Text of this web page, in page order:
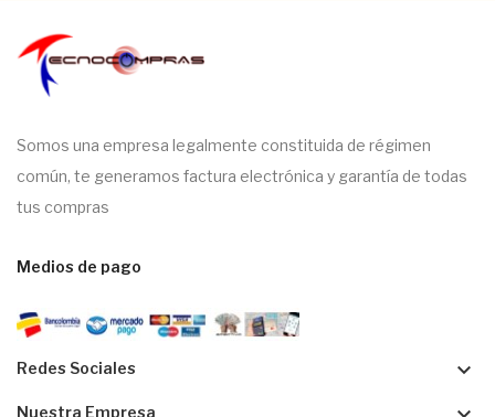
Somos una empresa legalmente constituida de régimen
común, te generamos factura electrónica y garantía de todas
tus compras
Medios de pago
Redes Sociales keyboard_arrow_down
Nuestra Empresa